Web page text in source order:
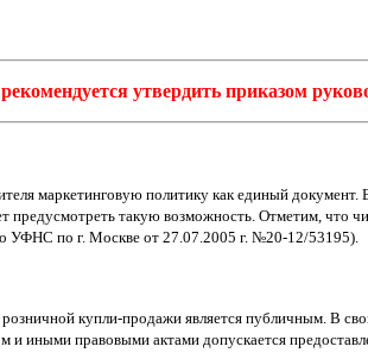
утвердить приказом
маркетинговую политику как единый
предусмотреть такую возможность. Отметим, что
УФНС по г. Москве от 27.07.2005 г. №20-12/53195).
купли-продажи является публичным. В
и иными правовыми актами допускается